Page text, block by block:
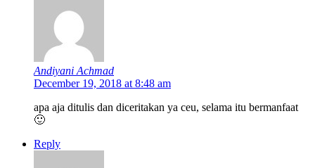
Andiyani Achmad
December 19, 2018 at 8:48 am
apa aja ditulis dan diceritakan ya ceu, selama itu bermanfaat
🙂
Reply